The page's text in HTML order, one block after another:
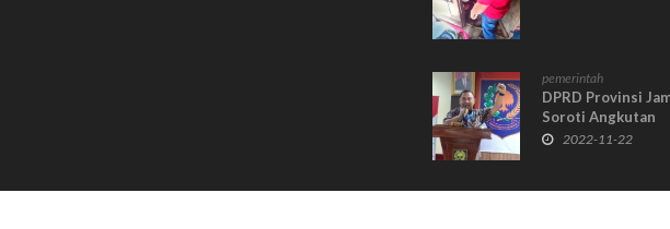
pemerintah
DPRD Provinsi
Soroti Angkutan
Batubara yang Tak
2022-11-22